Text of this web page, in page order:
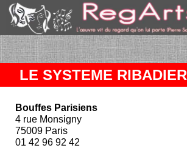
LE SYSTEME RIBADIER
Bouffes Parisiens
4 rue Monsigny
75009 Paris
01 42 96 92 42